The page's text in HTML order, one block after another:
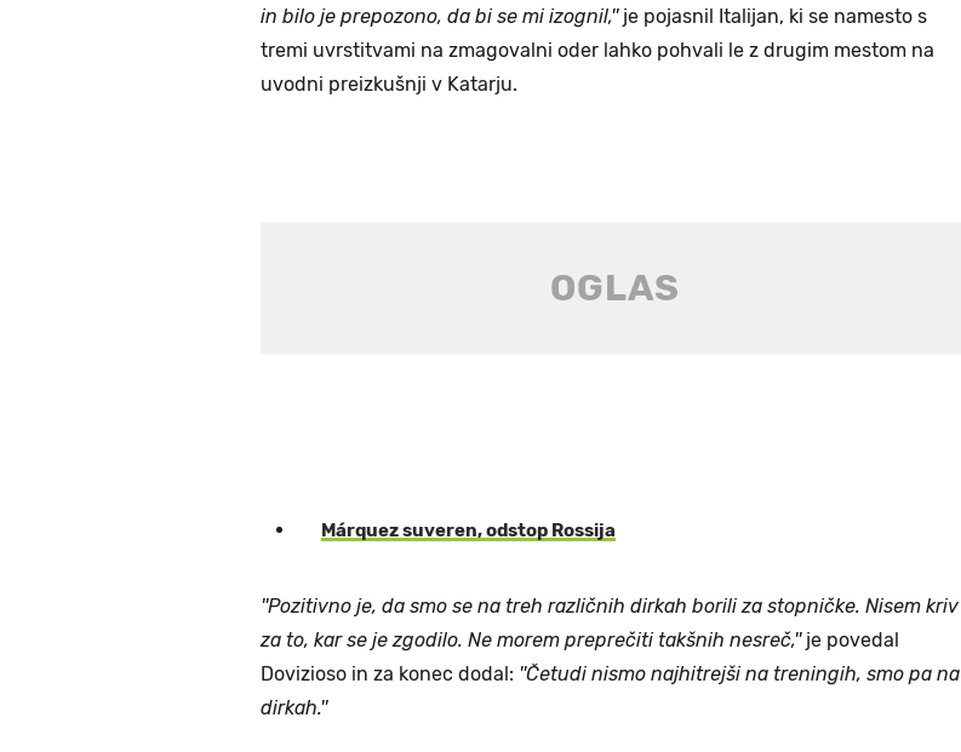
in bilo je prepozono, da bi se mi izognil,''je pojasnil Italijan, ki se namesto s
tremi uvrstitvami na zmagovalni oder lahko pohvali le z drugim mestom na
uvodni preizkušnji v Katarju.
Márquez suveren, odstop Rossija
''Pozitivno je, da smo se na treh različnih dirkah borili za stopničke. Nisem kriv
za to, kar se je zgodilo. Ne morem preprečiti takšnih nesreč,''je povedal
Dovizioso in za konec dodal: ''Četudi nismo najhitrejši na treningih, smo pa na
dirkah.''